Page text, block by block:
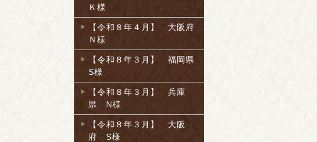
Ｋ様
【令和８年４月】 大阪府
Ｎ様
【令和８年３月】 福岡県
S様
【令和８年３月】 兵庫
県 N様
【令和８年３月】 大阪
府 S様